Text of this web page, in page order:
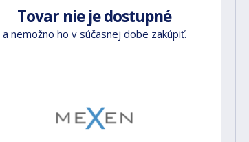
Tovar nie je dostupné
a nemožno ho v súčasnej dobe zakúpiť.